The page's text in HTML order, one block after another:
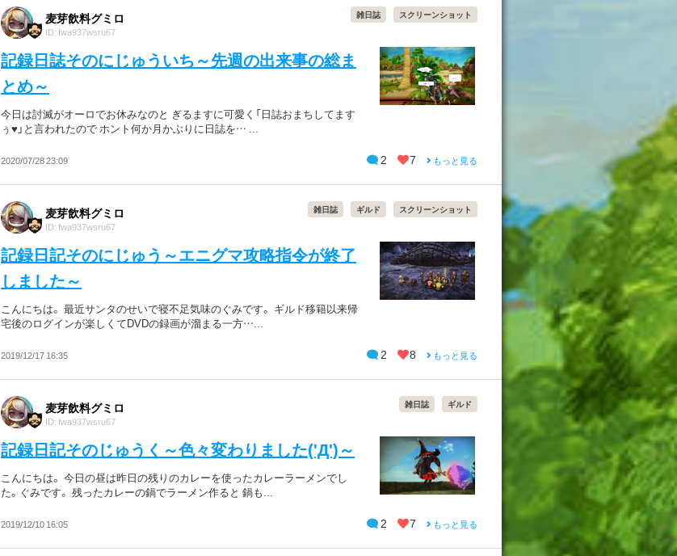
麦芽飲料グミロ
ID: fwa937wsru67
雑日誌 スクリーンショット
記録日誌そのにじゅういち～先週の出来事の総ま
とめ～
今日は討滅がオーロでお休みなのと ぎるますに可愛く「日誌おまちしてます
ぅ♥」と言われたので ホント何か月かぶりに日誌を… ...
2020/07/28 23:09 2 7 もっと見る
麦芽飲料グミロ
ID: fwa937wsru67
雑日誌 ギルド スクリーンショット
記録日記そのにじゅう～エニグマ攻略指令が終了
しました～
こんにちは。 最近サンタのせいで寝不足気味のぐみです。 ギルド移籍以来帰
宅後のログインが楽しくてDVDの録画が溜まる一方…...
2019/12/17 16:35 2 8 もっと見る
麦芽飲料グミロ
ID: fwa937wsru67
雑日誌 ギルド
記録日記そのじゅうく～色々変わりました('Д')～
こんにちは。 今日の昼は昨日の残りのカレーを使ったカレーラーメンでし
た。ぐみです。 残ったカレーの鍋でラーメン作ると 鍋も...
2019/12/10 16:05 2 7 もっと見る